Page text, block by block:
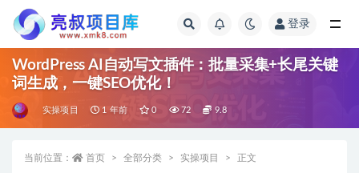
登录
WordPress AI自动写文插件：批量采集+长尾关键
词生成，一键SEO优化！
实操项目 1 年前 0 72 9.8
当前位置： 首页 全部分类 实操项目 正文